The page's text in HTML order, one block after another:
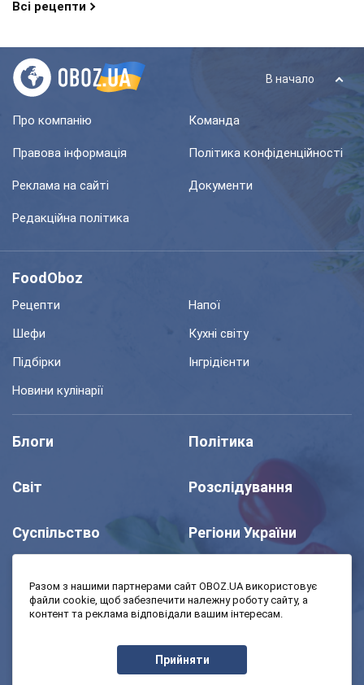
Всі рецепти
В начало
Про компанію Команда
Правова інформація Політика конфіденційності
Реклама на сайті Документи
Редакційна політика
FoodOboz
Рецепти
Напої
Шефи
Кухні світу
Підбірки
Інгрідієнти
Новини кулінарії
Блоги Політика
Світ Розслідування
Суспільство Регіони України
Моя школа
Економіка
Разом з нашими партнерами сайт OBOZ.UA використовує
файли cookie, щоб забезпечити належну роботу сайту, а
контент та реклама відповідали вашим інтересам.
Прийняти